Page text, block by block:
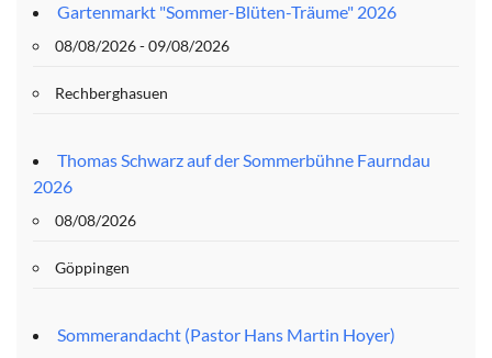
Gartenmarkt "Sommer-Blüten-Träume" 2026
08/08/2026 - 09/08/2026
Rechberghasuen
Thomas Schwarz auf der Sommerbühne Faurndau
2026
08/08/2026
Göppingen
Sommerandacht (Pastor Hans Martin Hoyer)